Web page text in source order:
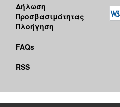
Δήλωση
Προσβασιμότητας
Πλοήγηση
FAQs
RSS